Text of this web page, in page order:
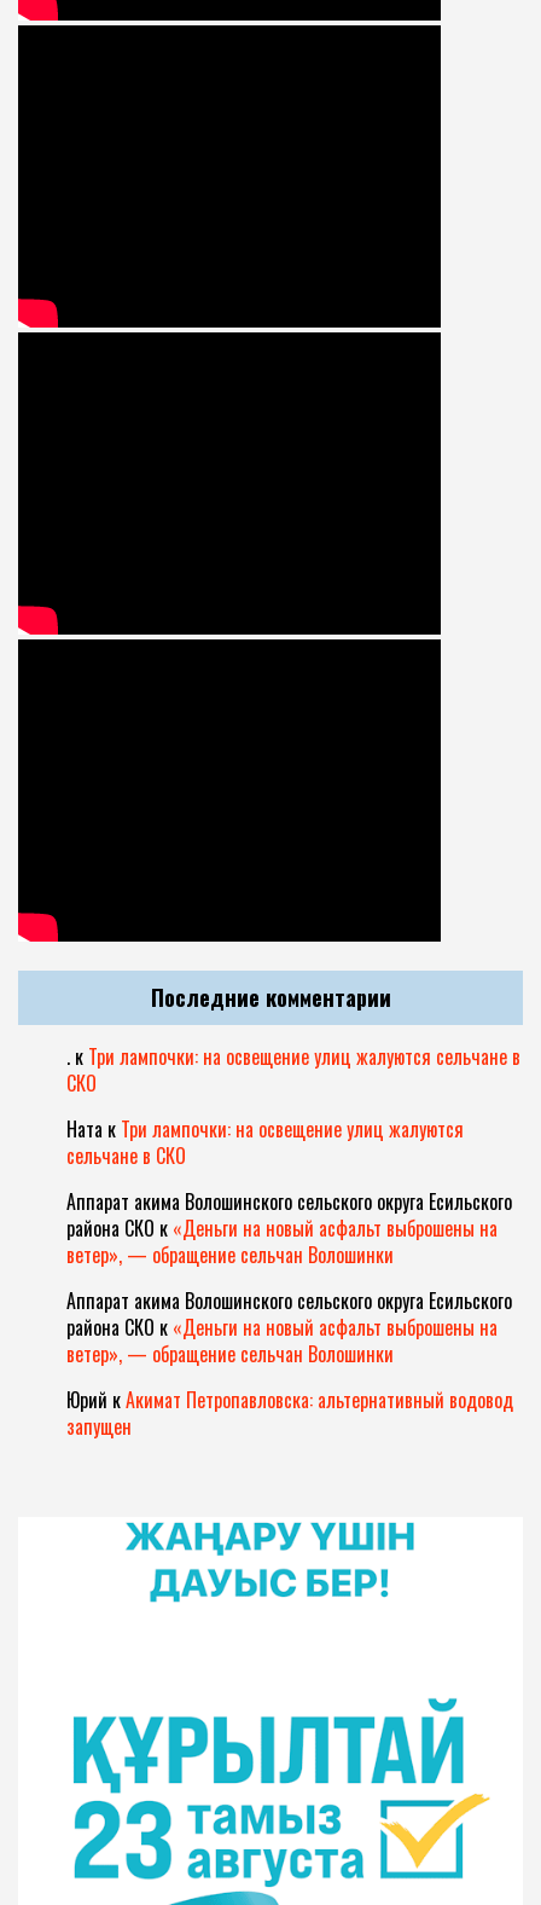
Последние комментарии
. к Три лампочки: на освещение улиц жалуются сельчане в
СКО
Ната к Три лампочки: на освещение улиц жалуются
сельчане в СКО
Аппарат акима Волошинского сельского округа Есильского
района СКО к «Деньги на новый асфальт выброшены на
ветер», — обращение сельчан Волошинки
Аппарат акима Волошинского сельского округа Есильского
района СКО к «Деньги на новый асфальт выброшены на
ветер», — обращение сельчан Волошинки
Юрий кАкимат Петропавловска: альтернативный водовод
запущен